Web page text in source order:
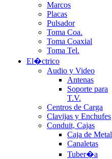
Marcos
Placas
Pulsador
Toma Coa.
Toma Coaxial
Toma Tel.
El�ctrico
Audio y Video
Antenas
Soporte para
T.V.
Centros de Carga
Clavijas y Enchufes
Conduit, Cajas
Caja de Metal
Canaletas
Tuber�a